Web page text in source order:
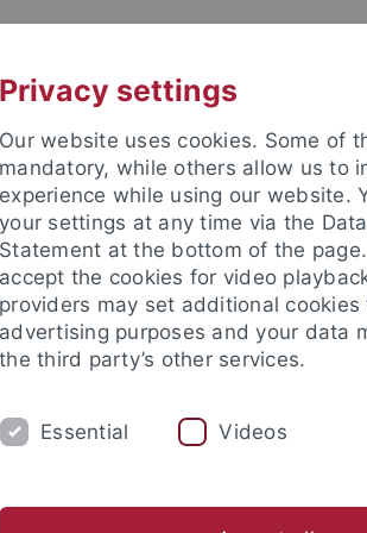
STUDIUM FORSCHUNG
und Publikationen Campusleben
Privacy settings
Our website uses cookies. Some of
mandatory, while others allow us to
experience while using our website.
your settings at any time via the
Statement at the bottom of the
accept the cookies for video
providers may set additional
advertising purposes and your data
the third party’s other services.
Essential Videos